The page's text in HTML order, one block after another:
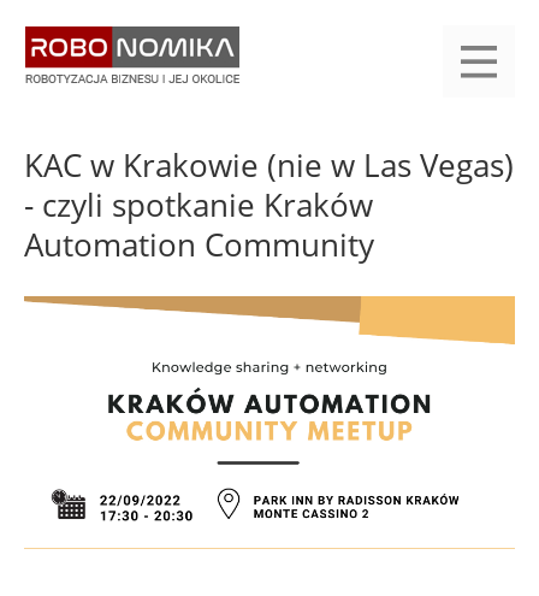
treści
yasne
main
menu
KAC w Krakowie (nie w Las Vegas)
- czyli spotkanie Kraków
Automation Community